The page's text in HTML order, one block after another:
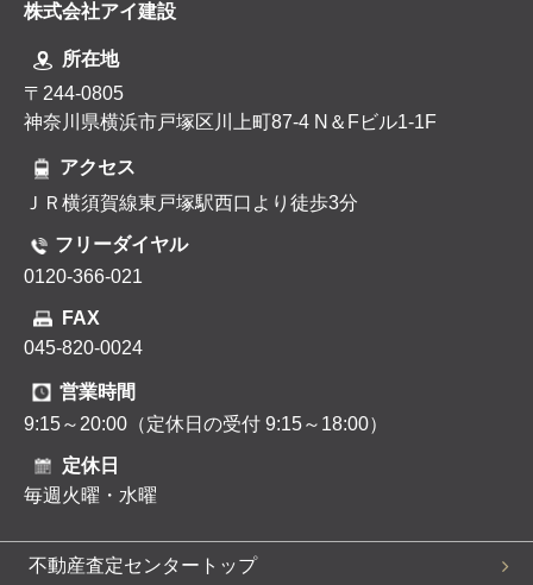
株式会社アイ建設
所在地
〒244-0805
神奈川県横浜市戸塚区川上町87-4 N＆Fビル1-1F
アクセス
ＪＲ横須賀線東戸塚駅西口より徒歩3分
フリーダイヤル
0120-366-021
FAX
045-820-0024
営業時間
9:15～20:00（定休日の受付 9:15～18:00）
定休日
毎週火曜・水曜
不動産査定センタートップ